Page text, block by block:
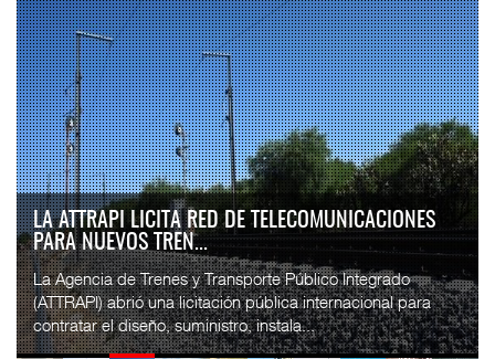
IT-ANÁLISIS: VOLARIS ABRIRÁ RUTA ENTRE
WASHINGTON DULLES Y G...
⮕ IA y automatización redefinen operación aeroportuaria
⮕ Bombardier exhibe Challenger 3500 en LABACE 2026
Volaris anunció una nueva ru...